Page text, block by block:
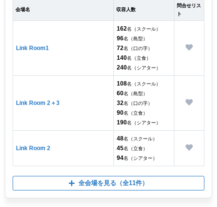
会場名 収容人数
問合せリス
ト
Link Room1
162名（スクール）
96名（島型）
72名（口の字）
140名（立食）
240名（シアター）
Link Room 2＋3
108名（スクール）
60名（島型）
32名（口の字）
90名（立食）
190名（シアター）
Link Room 2
48名（スクール）
45名（立食）
94名（シアター）
全会場を見る （全11件）